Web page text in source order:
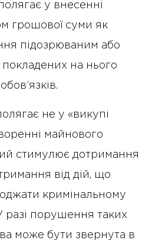
полягає у внесенні
грошової суми як
підозрюваним або
на нього
не у «викупі
майнового
стимулює дотримання
від дій, що
кримінальному
порушення таких
може бути звернута в